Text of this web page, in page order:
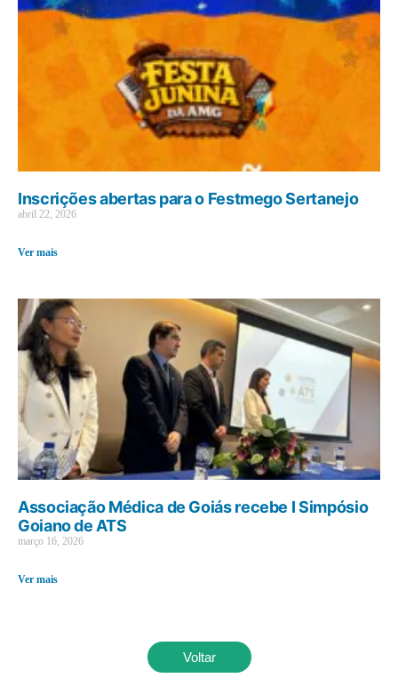
Inscrições abertas para o Festmego Sertanejo
abril 22, 2026
Ver mais
Associação Médica de Goiás recebe I Simpósio
Goiano de ATS
março 16, 2026
Ver mais
Voltar